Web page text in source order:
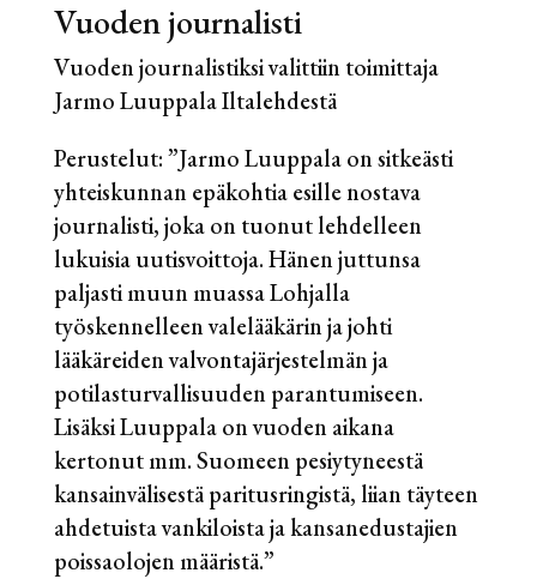
Vuoden journalisti
Vuoden journalistiksi valittiin toimittaja
Jarmo Luuppala Iltalehdestä
Perustelut: ”Jarmo Luuppala on sitkeästi
yhteiskunnan epäkohtia esille nostava
journalisti, joka on tuonut lehdelleen
lukuisia uutisvoittoja. Hänen juttunsa
paljasti muun muassa Lohjalla
työskennelleen valelääkärin ja johti
lääkäreiden valvontajärjestelmän ja
potilasturvallisuuden parantumiseen.
Lisäksi Luuppala on vuoden aikana
kertonut mm. Suomeen pesiytyneestä
kansainvälisestä paritusringistä, liian täyteen
ahdetuista vankiloista ja kansanedustajien
poissaolojen määristä.”